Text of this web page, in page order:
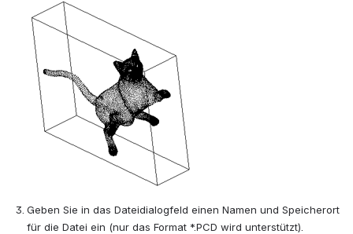
Geben Sie in das Dateidialogfeld einen Namen und Speicherort
für die Datei ein (nur das Format *.PCD wird unterstützt).